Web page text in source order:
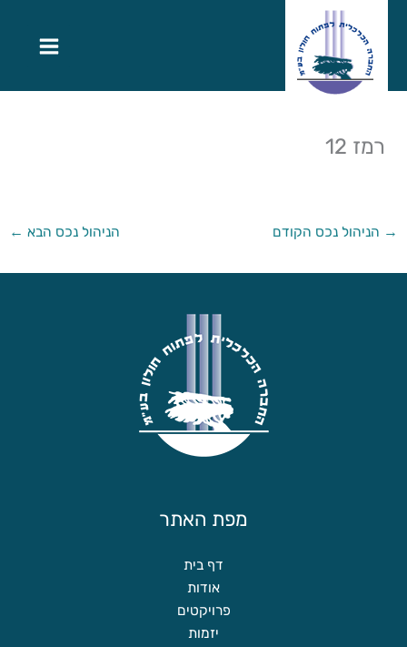
רמז 12
→ הניהול נכס הקודם הניהול נכס הבא ←
מפת האתר
דף בית
אודות
פרויקטים
יזמות